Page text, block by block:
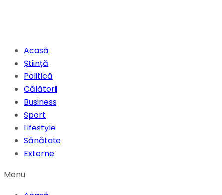
Acasă
Știință
Politică
Călătorii
Business
Sport
Lifestyle
Sănătate
Externe
Menu